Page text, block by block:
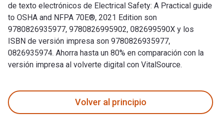
de texto electrónicos de Electrical Safety: A Practical guide
to OSHA and NFPA 70E®, 2021 Edition son
9780826935977, 9780826995902, 082699590X y los
ISBN de versión impresa son 9780826935977,
0826935974. Ahorra hasta un 80% en comparación con la
versión impresa al volverte digital con VitalSource.
Volver al principio